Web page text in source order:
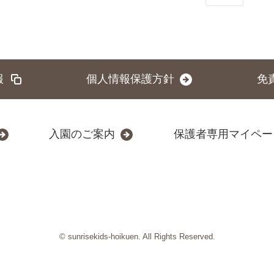
個人情報保護方針 免
入園のご案内 保護者専用マイペ
© sunrisekids-hoikuen. All Rights Reserved.